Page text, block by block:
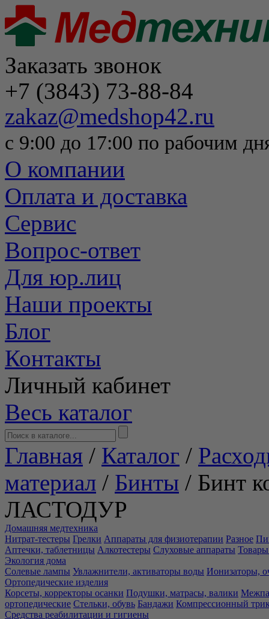
Заказать звонок
+7 (3843) 73-88-84
zakaz@medshop42.ru
с 9:00 до 17:00 по рабочим
О компании
Оплата и доставка
Сервис
Вопрос-ответ
Для юр.лиц
Наши проекты
Блог
Контакты
Личный кабинет
Весь каталог
Главная / Каталог /
материал / Бинты / Бинт
ЛАСТОДУР
Домашняя медтехника
Нитрат-тестеры Грелки Аппараты для физиотерапии Разное
Аптечки, таблетницы Алкотестеры Слуховые аппараты Товары
Экология дома
Солевые лампы Увлажнители, активаторы воды Ионизаторы,
Ортопедические изделия
Корсеты, корректоры осанки Подушки, матрасы, валики
ортопедические Стельки, обувь Бандажи Компрессионный
Средства реабилитации и гигиены